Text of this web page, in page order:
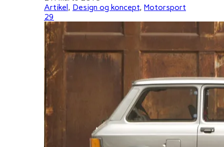
Artikel, Design og koncept, Motorsport
29